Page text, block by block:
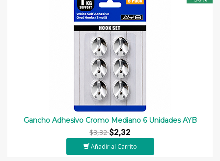
Gancho Adhesivo Cromo Mediano 6 Unidades AYB
$3,32$2,32
Añadir al Carrito